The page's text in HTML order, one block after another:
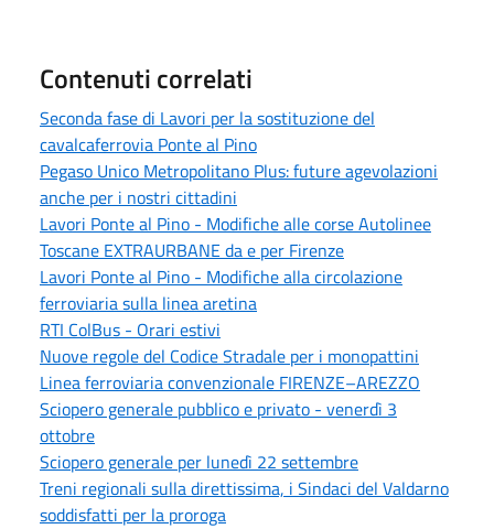
Contenuti correlati
Seconda fase di Lavori per la sostituzione del
cavalcaferrovia Ponte al Pino
Pegaso Unico Metropolitano Plus: future agevolazioni
anche per i nostri cittadini
Lavori Ponte al Pino - Modifiche alle corse Autolinee
Toscane EXTRAURBANE da e per Firenze
Lavori Ponte al Pino - Modifiche alla circolazione
ferroviaria sulla linea aretina
RTI ColBus - Orari estivi
Nuove regole del Codice Stradale per i monopattini
Linea ferroviaria convenzionale FIRENZE–AREZZO
Sciopero generale pubblico e privato - venerdì 3
ottobre
Sciopero generale per lunedì 22 settembre
Treni regionali sulla direttissima, i Sindaci del Valdarno
soddisfatti per la proroga